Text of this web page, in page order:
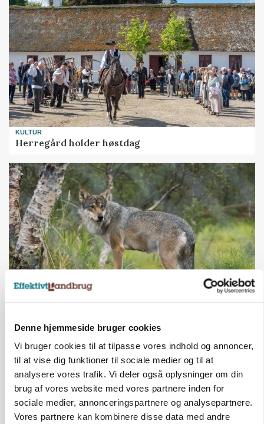
Denne hjemmeside bruger cookies
Vi bruger cookies til at tilpasse vores indhold og annoncer,
til at vise dig funktioner til sociale medier og til at
analysere vores trafik. Vi deler også oplysninger om din
brug af vores website med vores partnere inden for
sociale medier, annonceringspartnere og analysepartnere.
Vores partnere kan kombinere disse data med andre
KULTUR
Herregård holder høstdag